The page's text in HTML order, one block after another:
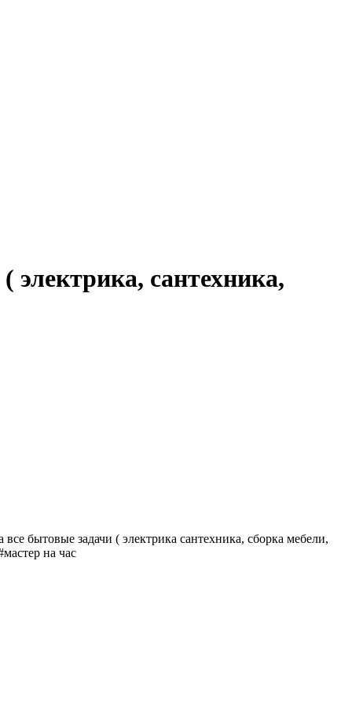
электрика, сантехника,
бытовые задачи ( электрика сантехника, сборка мебели,
на час